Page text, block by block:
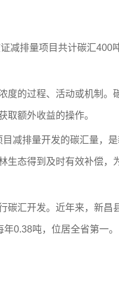
排量项目共计碳汇400
的过程、活动或机制。
额外收益的操作。
减排量开发的碳汇量，
生态得到及时有效补偿，
汇开发。近年来，新昌
0.38吨，位居全省第一